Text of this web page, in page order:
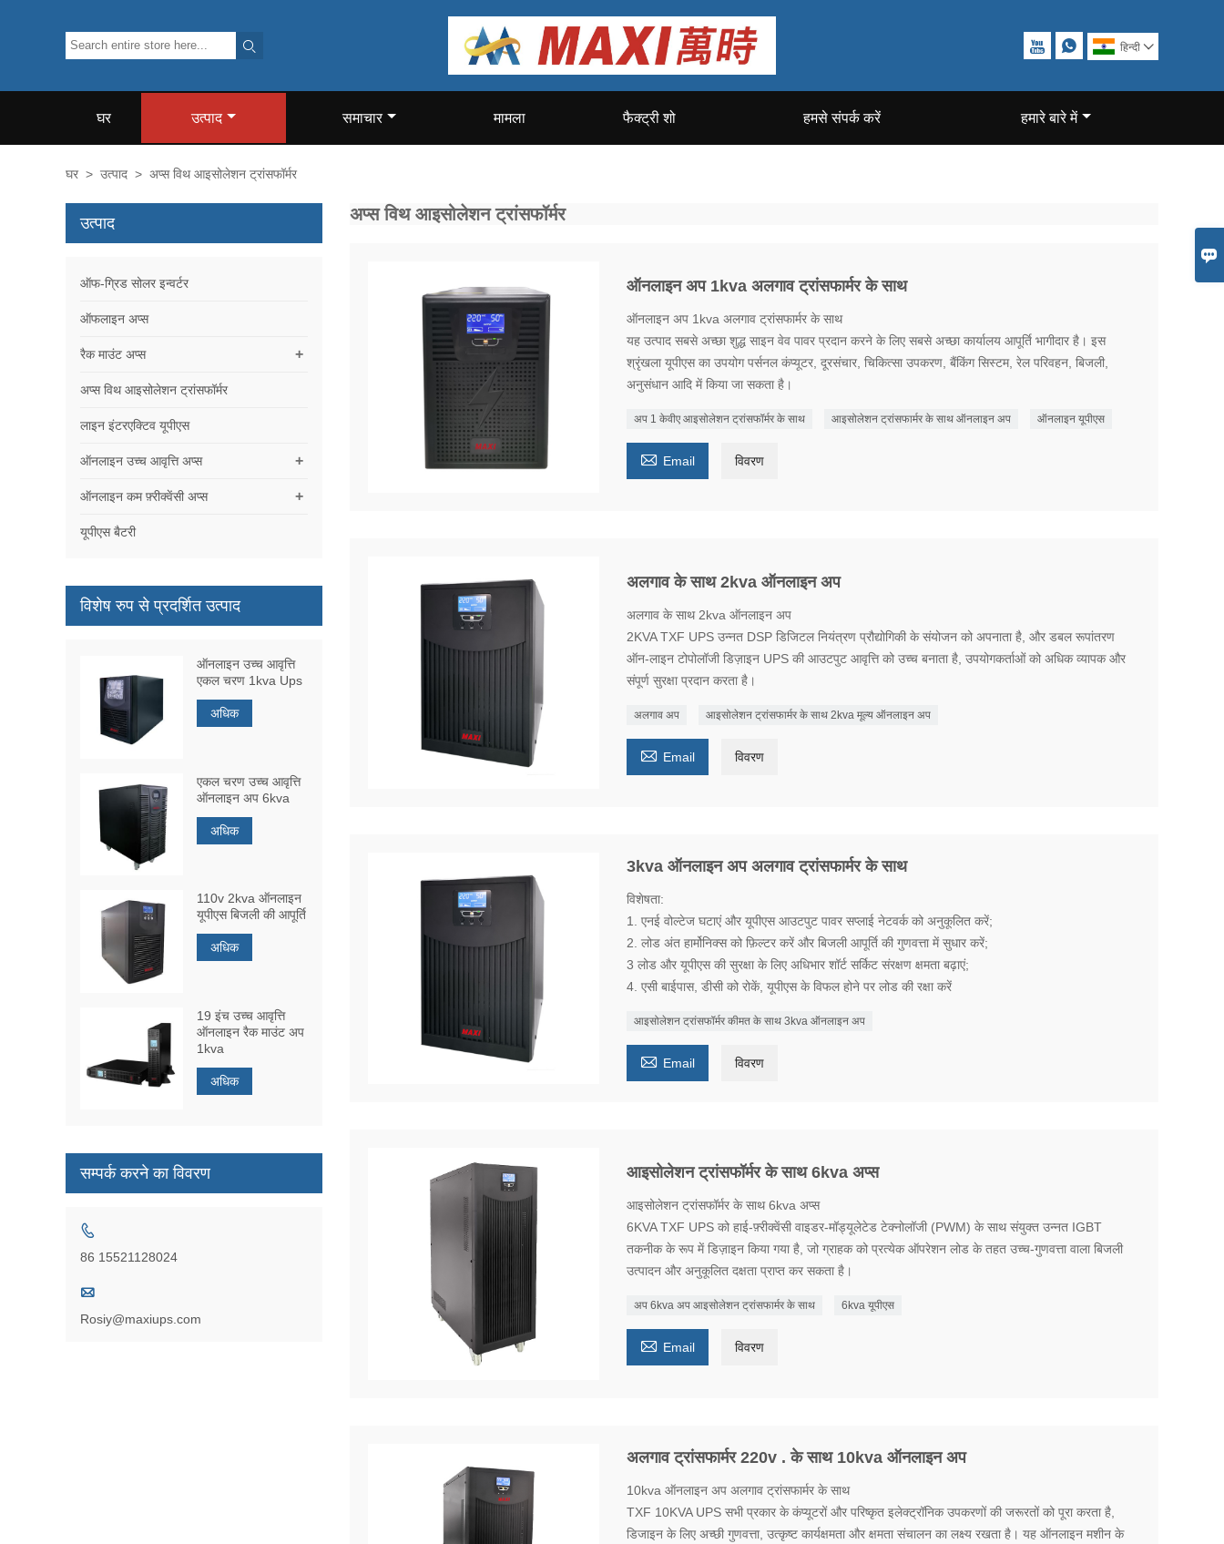

   हिन्दी 
घर उत्पाद समाचार मामला फैक्ट्री शो हमसे संपर्क करें हमारे बारे में
घर > उत्पाद > अप्स विथ आइसोलेशन ट्रांसफॉर्मर
अप्स विथ आइसोलेशन ट्रांसफॉर्मर
ऑनलाइन अप 1kva अलगाव ट्रांसफार्मर के साथ
ऑनलाइन अप 1kva अलगाव ट्रांसफार्मर के साथ
यह उत्पाद सबसे अच्छा शुद्ध साइन वेव पावर प्रदान करने के लिए सबसे अच्छा कार्यालय आपूर्ति भागीदार है। इस
श्रृंखला यूपीएस का उपयोग पर्सनल कंप्यूटर, दूरसंचार, चिकित्सा उपकरण, बैंकिंग सिस्टम, रेल परिवहन, बिजली,
अनुसंधान आदि में किया जा सकता है।
अप 1 केवीए आइसोलेशन ट्रांसफॉर्मर के साथ आइसोलेशन ट्रांसफार्मर के साथ ऑनलाइन अप ऑनलाइन यूपीएस
 Email विवरण
अलगाव के साथ 2kva ऑनलाइन अप
अलगाव के साथ 2kva ऑनलाइन अप
2KVA TXF UPS उन्नत DSP डिजिटल नियंत्रण प्रौद्योगिकी के संयोजन को अपनाता है, और डबल रूपांतरण
ऑन-लाइन टोपोलॉजी डिज़ाइन UPS की आउटपुट आवृत्ति को उच्च बनाता है, उपयोगकर्ताओं को अधिक व्यापक और
संपूर्ण सुरक्षा प्रदान करता है।
अलगाव अप आइसोलेशन ट्रांसफार्मर के साथ 2kva मूल्य ऑनलाइन अप
 Email विवरण
3kva ऑनलाइन अप अलगाव ट्रांसफार्मर के साथ
विशेषता:
1. एनई वोल्टेज घटाएं और यूपीएस आउटपुट पावर सप्लाई नेटवर्क को अनुकूलित करें;
2. लोड अंत हार्मोनिक्स को फ़िल्टर करें और बिजली आपूर्ति की गुणवत्ता में सुधार करें;
3 लोड और यूपीएस की सुरक्षा के लिए अधिभार शॉर्ट सर्किट संरक्षण क्षमता बढ़ाएं;
4. एसी बाईपास, डीसी को रोकें, यूपीएस के विफल होने पर लोड की रक्षा करें
आइसोलेशन ट्रांसफॉर्मर कीमत के साथ 3kva ऑनलाइन अप
 Email विवरण
आइसोलेशन ट्रांसफॉर्मर के साथ 6kva अप्स
आइसोलेशन ट्रांसफॉर्मर के साथ 6kva अप्स
6KVA TXF UPS को हाई-फ़्रीक्वेंसी वाइडर-मॉड्यूलेटेड टेक्नोलॉजी (PWM) के साथ संयुक्त उन्नत IGBT
तकनीक के रूप में डिज़ाइन किया गया है, जो ग्राहक को प्रत्येक ऑपरेशन लोड के तहत उच्च-गुणवत्ता वाला बिजली
उत्पादन और अनुकूलित दक्षता प्राप्त कर सकता है।
अप 6kva अप आइसोलेशन ट्रांसफार्मर के साथ 6kva यूपीएस
 Email विवरण
अलगाव ट्रांसफार्मर 220v . के साथ 10kva ऑनलाइन अप
10kva ऑनलाइन अप अलगाव ट्रांसफार्मर के साथ
TXF 10KVA UPS सभी प्रकार के कंप्यूटरों और परिष्कृत इलेक्ट्रॉनिक उपकरणों की जरूरतों को पूरा करता है,
डिजाइन के लिए अच्छी गुणवत्ता, उत्कृष्ट कार्यक्षमता और क्षमता संचालन का लक्ष्य रखता है। यह ऑनलाइन मशीन के
उत्पाद
ऑफ-ग्रिड सोलर इन्वर्टर
ऑफलाइन अप्स
+
रैक माउंट अप्स
अप्स विथ आइसोलेशन ट्रांसफॉर्मर
लाइन इंटरएक्टिव यूपीएस
+
ऑनलाइन उच्च आवृत्ति अप्स
+
ऑनलाइन कम फ़्रीक्वेंसी अप्स
यूपीएस बैटरी
विशेष रुप से प्रदर्शित उत्पाद
ऑनलाइन उच्च आवृत्ति
एकल चरण 1kva Ups
अधिक
एकल चरण उच्च आवृत्ति
ऑनलाइन अप 6kva
अधिक
110v 2kva ऑनलाइन
यूपीएस बिजली की आपूर्ति
अधिक
19 इंच उच्च आवृत्ति
ऑनलाइन रैक माउंट अप
1kva
अधिक
सम्पर्क करने का विवरण

86 15521128024

Rosiy@maxiups.com